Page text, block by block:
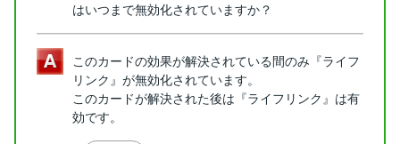
はいつまで無効化されていますか？
このカードの効果が解決されている間のみ『ライフ
リンク』が無効化されています。
このカードが解決された後は『ライフリンク』は有
効です。